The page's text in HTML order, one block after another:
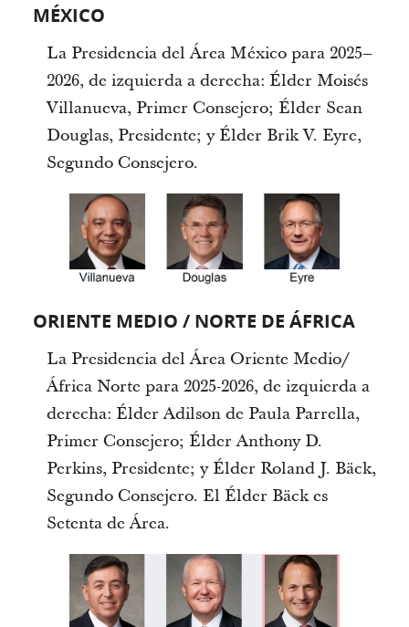
MÉXICO
La Presidencia del Área México para 2025–
2026, de izquierda a derecha: Élder Moisés
Villanueva, Primer Consejero; Élder Sean
Douglas, Presidente; y Élder Brik V. Eyre,
Segundo Consejero.
ORIENTE MEDIO / NORTE DE ÁFRICA
La Presidencia del Área Oriente Medio/
África Norte para 2025-2026, de izquierda a
derecha: Élder Adilson de Paula Parrella,
Primer Consejero; Élder Anthony D.
Perkins, Presidente; y Élder Roland J. Bäck,
Segundo Consejero. El Élder Bäck es
Setenta de Área.